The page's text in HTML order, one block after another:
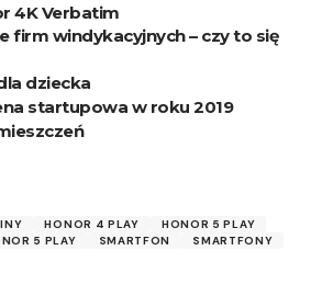
4K Verbatim
firm windykacyjnych – czy to się
dziecka
startupowa w roku 2019
HONOR 4 PLAY
HONOR 5 PLAY
5 PLAY SMARTFON
SMARTFONY